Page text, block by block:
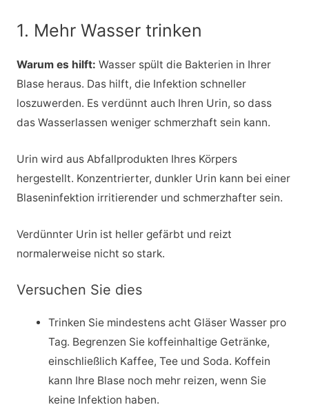
1. Mehr Wasser trinken
Warum es hilft: Wasser spült die Bakterien in Ihrer
Blase heraus. Das hilft, die Infektion schneller
loszuwerden. Es verdünnt auch Ihren Urin, so dass
das Wasserlassen weniger schmerzhaft sein kann.
Urin wird aus Abfallprodukten Ihres Körpers
hergestellt. Konzentrierter, dunkler Urin kann bei einer
Blaseninfektion irritierender und schmerzhafter sein.
Verdünnter Urin ist heller gefärbt und reizt
normalerweise nicht so stark.
Versuchen Sie dies
Trinken Sie mindestens acht Gläser Wasser pro
Tag. Begrenzen Sie koffeinhaltige Getränke,
einschließlich Kaffee, Tee und Soda. Koffein
kann Ihre Blase noch mehr reizen, wenn Sie
keine Infektion haben.